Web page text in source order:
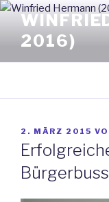
Zum
Inhalt
springen
2016)
AM
2. MÄRZ 2015